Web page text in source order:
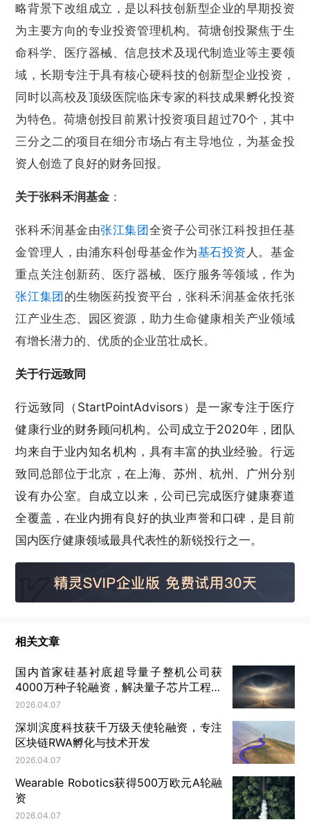
略背景下改组成立，是以科技创新型企业的早期投资
为主要方向的专业投资管理机构。荷塘创投聚焦于生
命科学、医疗器械、信息技术及现代制造业等主要领
域，长期专注于具有核心硬科技的创新型企业投资，
同时以高校及顶级医院临床专家的科技成果孵化投资
为特色。荷塘创投目前累计投资项目超过70个，其中
三分之二的项目在细分市场占有主导地位，为基金投
资人创造了良好的财务回报。
关于张科禾润基金 ：
张科禾润基金由张江集团全资子公司张江科投担任基
金管理人，由浦东科创母基金作为基石投资 人。基金
重点关注创新药、医疗器械、医疗服务等领域，作为
张江集团的生物医药投资平台，张科禾润基金依托张
江产业生态、园区资源，助力生命健康相关产业领域
有增长潜力的、优质的企业茁壮成长。
关于行远致同
行远致同（StartPointAdvisors）是一家专注于医疗
健康行业的财务顾问机构。公司成立于2020年，团队
均来自于业内知名机构，具有丰富的执业经验。行远
致同总部位于北京，在上海、苏州、杭州、广州分别
设有办公室。自成立以来，公司已完成医疗健康赛道
全覆盖，在业内拥有良好的执业声誉和口碑，是目前
国内医疗健康领域最具代表性的新锐投行之一。
相关文章
国内首家硅基衬底超导量子整机公司获
4000万种子轮融资，解决量子芯片工程化
难题
2026.04.07
深圳滨度科技获千万级天使轮融资，专注
区块链RWA孵化与技术开发
2026.04.07
Wearable Robotics获得500万欧元A轮融
资
2026.04.07